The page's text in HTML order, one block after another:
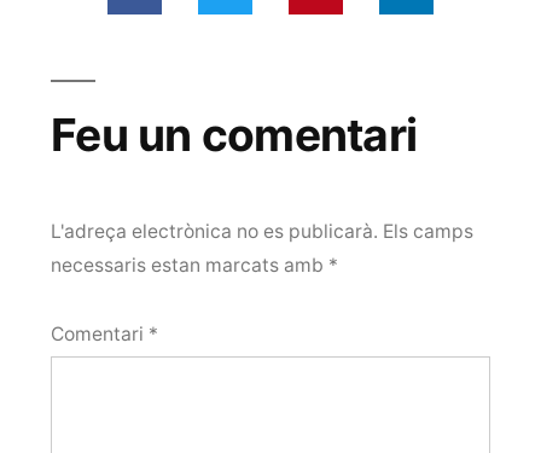
Feu un comentari
L'adreça electrònica no es publicarà. Els camps
necessaris estan marcats amb *
Comentari *